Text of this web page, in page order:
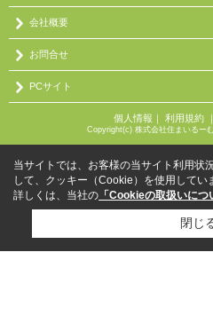
会社概要
お問合せ
PCサイト
個人情報 ｜ 利用規約｜
Copyright(c) 株式会社住まいるー
当サイトでは、お客様の当サイト利用状
して、クッキー（Cookie）を使用してい
詳しくは、当社の 「Cookieの取扱いにつ
閉じ